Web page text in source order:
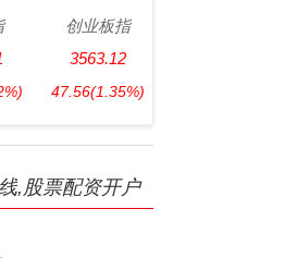
创业板指
3563.12
47.56(1.35%)
,股票配资开户